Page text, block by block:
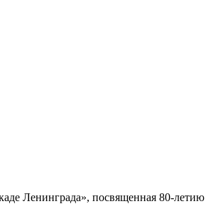
Ленинграда», посвященная 80-летию